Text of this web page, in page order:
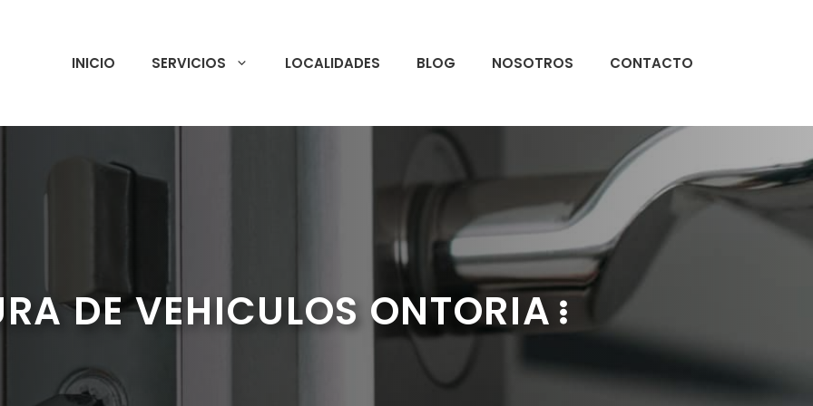
INICIO SERVICIOS LOCALIDADES BLOG NOSOTROS CONTACTO
DE VEHICULOS ONTORIA